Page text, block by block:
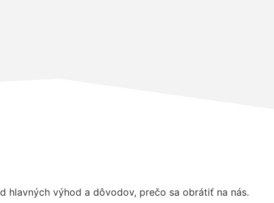
hlavných výhod a dôvodov, prečo sa obrátiť na nás.